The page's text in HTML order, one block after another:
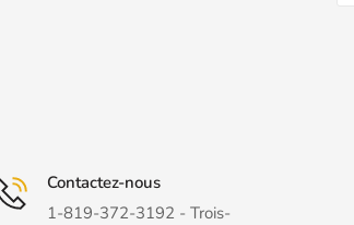
Contactez-nous
1-819-372-3192 - Trois-